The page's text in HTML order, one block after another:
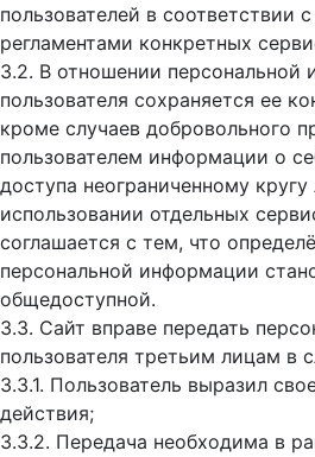
пользователей в соответствии
регламентами конкретных
3.2. В отношении персональной
пользователя сохраняется ее
кроме случаев добровольного
пользователем информации о
доступа неограниченному
использовании отдельных
соглашается с тем, что
персональной информации
общедоступной.
3.3. Сайт вправе передать
пользователя третьим лицам в
3.3.1. Пользователь выразил
действия;
3.3.2. Передача необходима в